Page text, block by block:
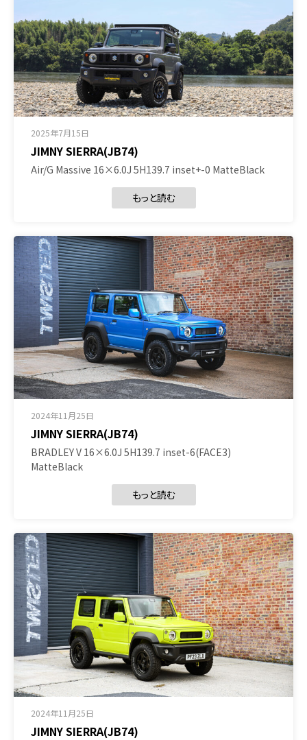
2025年7月15日
JIMNY SIERRA(JB74)
Air/G Massive 16×6.0J 5H139.7 inset+-0 MatteBlack
もっと読む
2024年11月25日
JIMNY SIERRA(JB74)
BRADLEY V 16×6.0J 5H139.7 inset-6(FACE3)
MatteBlack
もっと読む
2024年11月25日
JIMNY SIERRA(JB74)